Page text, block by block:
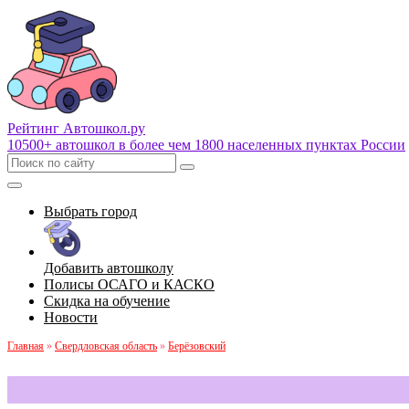
Рейтинг Автошкол.ру
10500+ автошкол в более чем 1800 населенных пунктах России
Выбрать город
Добавить автошколу
Полисы ОСАГО и КАСКО
Скидка на обучение
Новости
Главная » Свердловская область » Берёзовский